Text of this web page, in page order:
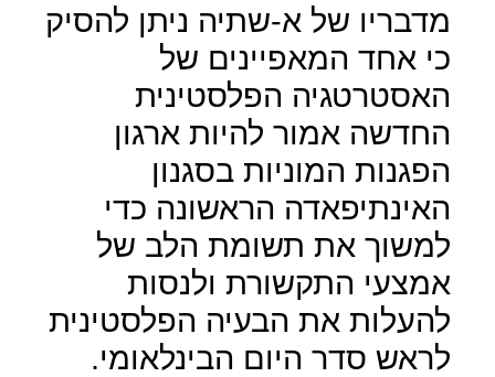
מדבריו של א-שתיה ניתן להסיק
כי אחד המאפיינים של
האסטרטגיה הפלסטינית
החדשה אמור להיות ארגון
הפגנות המוניות בסגנון
האינתיפאדה הראשונה כדי
למשוך את תשומת הלב של
אמצעי התקשורת ולנסות
להעלות את הבעיה הפלסטינית
לראש סדר היום הבינלאומי.